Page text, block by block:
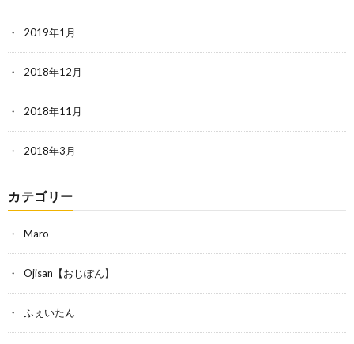
2019年1月
2018年12月
2018年11月
2018年3月
カテゴリー
Maro
Ojisan【おじぽん】
ふぇいたん